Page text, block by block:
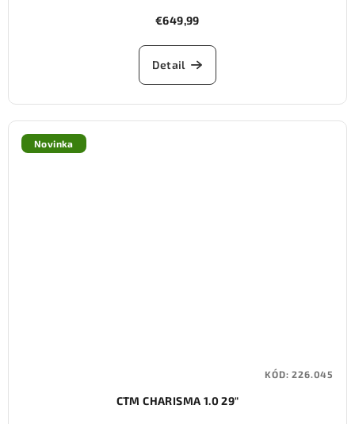
€649,99
Detail
Novinka
CTM CHARISMA 1.0 29"
KÓD:226.045